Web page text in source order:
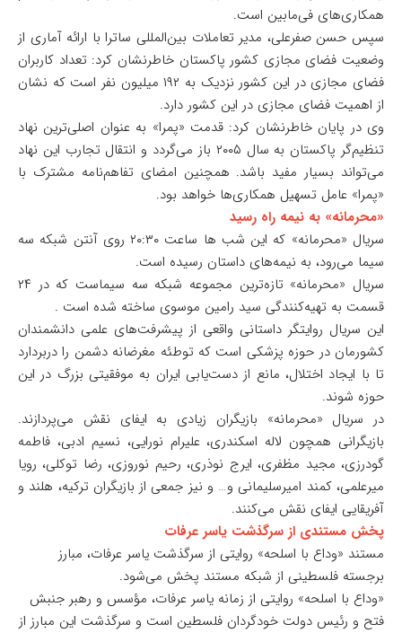
همکاری‌های فی‌مابین است.
سپس حسن صفرعلی، مدیر تعاملات بین‌المللی ساترا با ارائه آماری از
وضعیت فضای مجازی کشور پاکستان خاطرنشان کرد: تعداد کاربران
فضای مجازی در این کشور نزدیک به ۱۹۲ میلیون نفر است که نشان
از اهمیت فضای مجازی در این کشور دارد.
وی در پایان خاطرنشان کرد: قدمت «پمرا» به‌ عنوان اصلی‌ترین نهاد
تنظیم‌گر پاکستان به سال ۲۰۰۵ باز می‌گردد و انتقال تجارب این نهاد
می‌تواند بسیار مفید باشد. همچنین امضای تفاهم‌نامه مشترک با
«پمرا» عامل تسهیل همکاری‌ها خواهد بود.
«محرمانه» به نیمه راه رسید
سریال «محرمانه» که این شب ها ساعت ۲۰:۳۰ روی آنتن شبکه سه
سیما می‌رود، به نیمه‌های داستان رسیده است.
سریال «محرمانه» تازه‌ترین مجموعه شبکه سه سیماست که در ۲۴
قسمت به تهیه‌کنندگی سید رامین موسوی ساخته شده است .
این سریال روایتگر داستانی واقعی از پیشرفت‌های علمی دانشمندان
کشورمان در حوزه پزشکی است که توطئه مغرضانه دشمن را دربردارد
تا با ایجاد اختلال، مانع از دست‌یابی ایران به موفقیتی بزرگ در این
حوزه شوند.
در سریال «محرمانه» بازیگران زیادی به ایفای نقش می‌پردازند.
بازیگرانی همچون لاله اسکندری، علیرام نورایی، نسیم ادبی، فاطمه
گودرزی، مجید مظفری، ایرج نوذری، رحیم نوروزی، رضا توکلی، رویا
میرعلمی، کمند امیرسلیمانی و… و نیز جمعی از بازیگران ترکیه، هلند و
آفریقایی ایفای نقش می‌کنند.
پخش مستندی از سرگذشت یاسر عرفات
مستند «وداع با اسلحه» روایتی از سرگذشت یاسر عرفات، مبارز
برجسته فلسطینی از شبکه مستند پخش می‌شود.
«وداع با اسلحه» روایتی از زمانه یاسر عرفات، مؤسس و رهبر جنبش
فتح و رئیس دولت خودگردان فلسطین است و سرگذشت این مبارز از